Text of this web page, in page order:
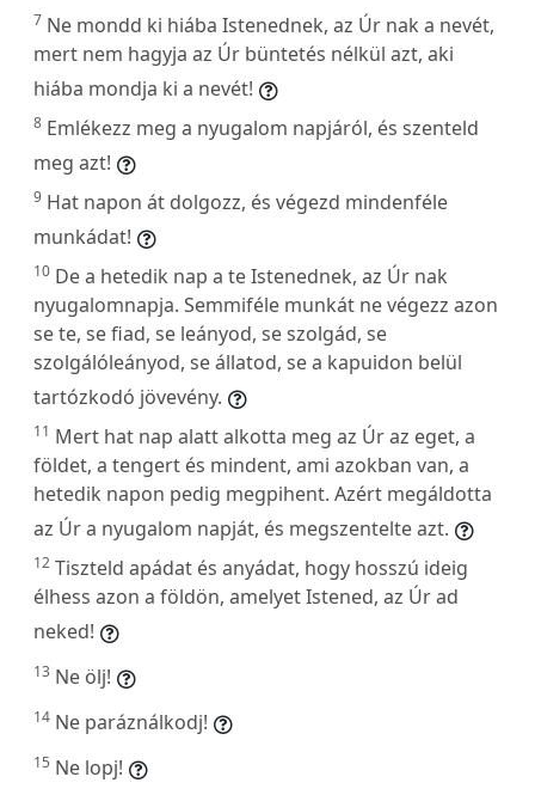
7 Ne mondd ki hiába Istenednek, az Úr nak a nevét,
mert nem hagyja az Úr büntetés nélkül azt, aki
hiába mondja ki a nevét!
8 Emlékezz meg a nyugalom napjáról, és szenteld
meg azt!
9 Hat napon át dolgozz, és végezd mindenféle
munkádat!
10 De a hetedik nap a te Istenednek, az Úr nak
nyugalomnapja. Semmiféle munkát ne végezz azon
se te, se fiad, se leányod, se szolgád, se
szolgálóleányod, se állatod, se a kapuidon belül
tartózkodó jövevény.
11 Mert hat nap alatt alkotta meg az Úr az eget, a
földet, a tengert és mindent, ami azokban van, a
hetedik napon pedig megpihent. Azért megáldotta
az Úr a nyugalom napját, és megszentelte azt.
12 Tiszteld apádat és anyádat, hogy hosszú ideig
élhess azon a földön, amelyet Istened, az Úr ad
neked!
13 Ne ölj!
14 Ne paráználkodj!
15 Ne lopj!